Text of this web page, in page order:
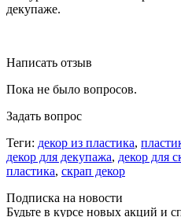
декупаже.
Написать отзыв
Пока не было вопросов.
Задать вопрос
Теги: декор из пластика,
декор для декупажа, декор для
пластика, скрап декор
Подписка на новости
Будьте в курсе новых акций и